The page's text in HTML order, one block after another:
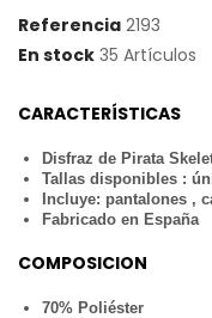
Referencia 2193
En stock 35 Artículos
CARACTERÍSTICAS
Disfraz de Pirata
Tallas disponibles :
Incluye: pantalones ,
Fabricado en España
COMPOSICION
70% Poliéster